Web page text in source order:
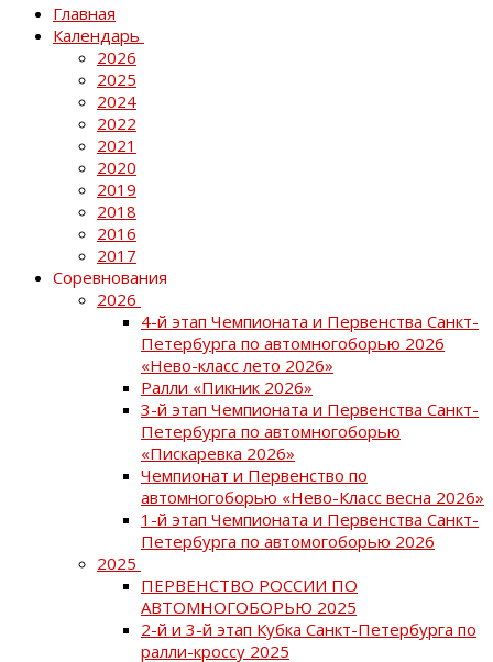
Главная
Календарь
2026
2025
2024
2022
2021
2020
2019
2018
2016
2017
Соревнования
2026
4-й этап Чемпионата и Первенства Санкт-
Петербурга по автомногоборью 2026
«Нево-класс лето 2026»
Ралли «Пикник 2026»
3-й этап Чемпионата и Первенства Санкт-
Петербурга по автомногоборью
«Пискаревка 2026»
Чемпионат и Первенство по
автомногоборью «Нево-Класс весна 2026»
1-й этап Чемпионата и Первенства Санкт-
Петербурга по автомогоборью 2026
2025
ПЕРВЕНСТВО РОССИИ ПО
АВТОМНОГОБОРЬЮ 2025
2-й и 3-й этап Кубка Санкт-Петербурга по
ралли-кроссу 2025